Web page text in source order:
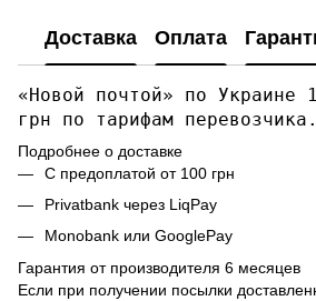
Доставка Оплата
«Новой почтой» по
грн по тарифам перевозчика.
Подробнее о доставке
С предоплатой от 100 грн
Privatbank через LiqPay
Monobank или GooglePay
Гарантия от производителя 6 месяцев
Если при получении посылки